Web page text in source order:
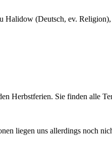
Halidow (Deutsch, ev.
Herbstferien. Sie finden alle
liegen uns allerdings noch